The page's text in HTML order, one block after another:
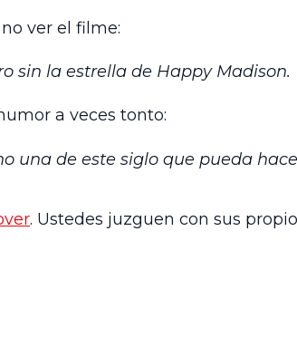
ver el filme:
sin la estrella de Happy Madison.
a veces tonto:
una de este siglo que pueda
. Ustedes juzguen con sus